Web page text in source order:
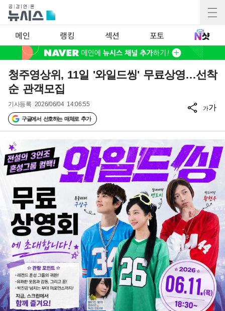
메인 랭킹 섹션 포토
청주영상위, 11일 '와일드씽' 무료상영…선착
순 관객모집
기사등록 2026/06/04 14:06:55
구글에서 선호하는 매체로 추가
가가